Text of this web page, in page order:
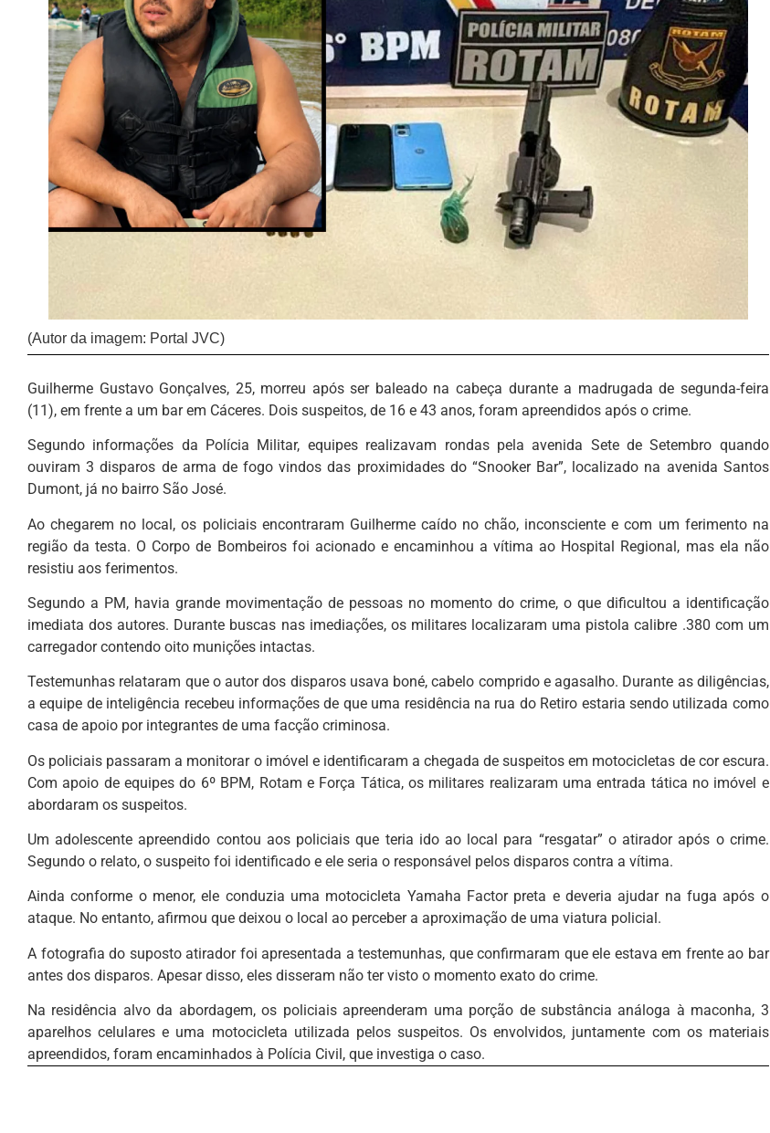
(Autor da imagem: Portal JVC)
Guilherme Gustavo Gonçalves, 25, morreu após ser baleado na cabeça durante a madrugada de segunda-feira
(11), em frente a um bar em Cáceres. Dois suspeitos, de 16 e 43 anos, foram apreendidos após o crime.
Segundo informações da Polícia Militar, equipes realizavam rondas pela avenida Sete de Setembro quando
ouviram 3 disparos de arma de fogo vindos das proximidades do “Snooker Bar”, localizado na avenida Santos
Dumont, já no bairro São José.
Ao chegarem no local, os policiais encontraram Guilherme caído no chão, inconsciente e com um ferimento na
região da testa. O Corpo de Bombeiros foi acionado e encaminhou a vítima ao Hospital Regional, mas ela não
resistiu aos ferimentos.
Segundo a PM, havia grande movimentação de pessoas no momento do crime, o que dificultou a identificação
imediata dos autores. Durante buscas nas imediações, os militares localizaram uma pistola calibre .380 com um
carregador contendo oito munições intactas.
Testemunhas relataram que o autor dos disparos usava boné, cabelo comprido e agasalho. Durante as diligências,
a equipe de inteligência recebeu informações de que uma residência na rua do Retiro estaria sendo utilizada como
casa de apoio por integrantes de uma facção criminosa.
Os policiais passaram a monitorar o imóvel e identificaram a chegada de suspeitos em motocicletas de cor escura.
Com apoio de equipes do 6º BPM, Rotam e Força Tática, os militares realizaram uma entrada tática no imóvel e
abordaram os suspeitos.
Um adolescente apreendido contou aos policiais que teria ido ao local para “resgatar” o atirador após o crime.
Segundo o relato, o suspeito foi identificado e ele seria o responsável pelos disparos contra a vítima.
Ainda conforme o menor, ele conduzia uma motocicleta Yamaha Factor preta e deveria ajudar na fuga após o
ataque. No entanto, afirmou que deixou o local ao perceber a aproximação de uma viatura policial.
A fotografia do suposto atirador foi apresentada a testemunhas, que confirmaram que ele estava em frente ao bar
antes dos disparos. Apesar disso, eles disseram não ter visto o momento exato do crime.
Na residência alvo da abordagem, os policiais apreenderam uma porção de substância análoga à maconha, 3
aparelhos celulares e uma motocicleta utilizada pelos suspeitos. Os envolvidos, juntamente com os materiais
apreendidos, foram encaminhados à Polícia Civil, que investiga o caso.